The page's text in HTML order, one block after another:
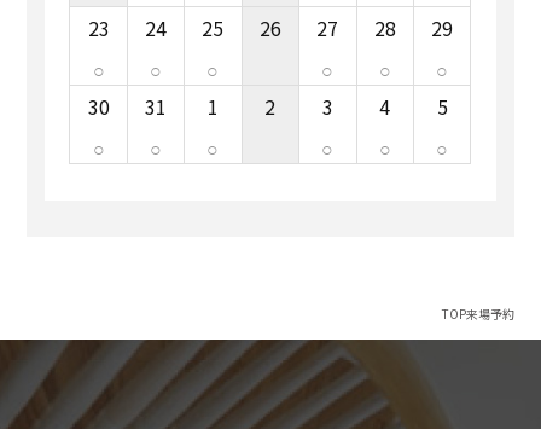
23
○
24
○
25
○
26 27
○
28
○
29
○
30
○
31
○
1
○
2 3
○
4
○
5
○
TOP来場予約